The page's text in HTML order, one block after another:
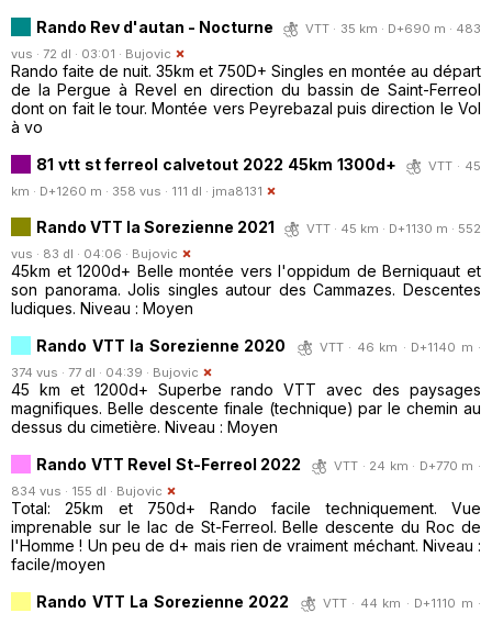
Rando Rev d'autan - Nocturne
VTT · 35 km · D+690 m · 483
vus · 72 dl · 03:01 · Bujovic
Rando faite de nuit. 35km et 750D+ Singles en montée au départ
de la Pergue à Revel en direction du bassin de Saint-Ferreol
dont on fait le tour. Montée vers Peyrebazal puis direction le Vol
à vo
81 vtt st ferreol calvetout 2022 45km 1300d+
VTT · 45
km · D+1260 m · 358 vus · 111 dl · jma8131
Rando VTT la Sorezienne 2021
VTT · 45 km · D+1130 m · 552
vus · 83 dl · 04:06 · Bujovic
45km et 1200d+ Belle montée vers l'oppidum de Berniquaut et
son panorama. Jolis singles autour des Cammazes. Descentes
ludiques. Niveau : Moyen
Rando VTT la Sorezienne 2020
VTT · 46 km · D+1140 m ·
374 vus · 77 dl · 04:39 · Bujovic
45 km et 1200d+ Superbe rando VTT avec des paysages
magnifiques. Belle descente finale (technique) par le chemin au
dessus du cimetière. Niveau : Moyen
Rando VTT Revel St-Ferreol 2022
VTT · 24 km · D+770 m ·
834 vus · 155 dl · Bujovic
Total: 25km et 750d+ Rando facile techniquement. Vue
imprenable sur le lac de St-Ferreol. Belle descente du Roc de
l'Homme ! Un peu de d+ mais rien de vraiment méchant. Niveau :
facile/moyen
Rando VTT La Sorezienne 2022
VTT · 44 km · D+1110 m ·